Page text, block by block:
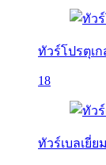
ทัวร์โปรตุเก
18
ทัวร์เบลเยี่ยม